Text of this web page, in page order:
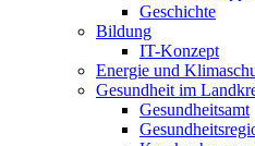
Geschichte
Bildung
IT-Konzept
Energie und
Gesundheit im
Gesundheitsamt